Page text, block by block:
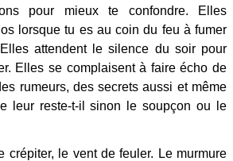
pour mieux te confondre. Elles
lorsque tu es au coin du feu à fumer
attendent le silence du soir pour
Elles se complaisent à faire écho de
rumeurs, des secrets aussi et même
leur reste-t-il sinon le soupçon ou le
crépiter, le vent de feuler. Le murmure